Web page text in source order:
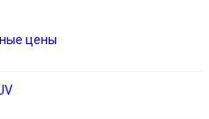
цены